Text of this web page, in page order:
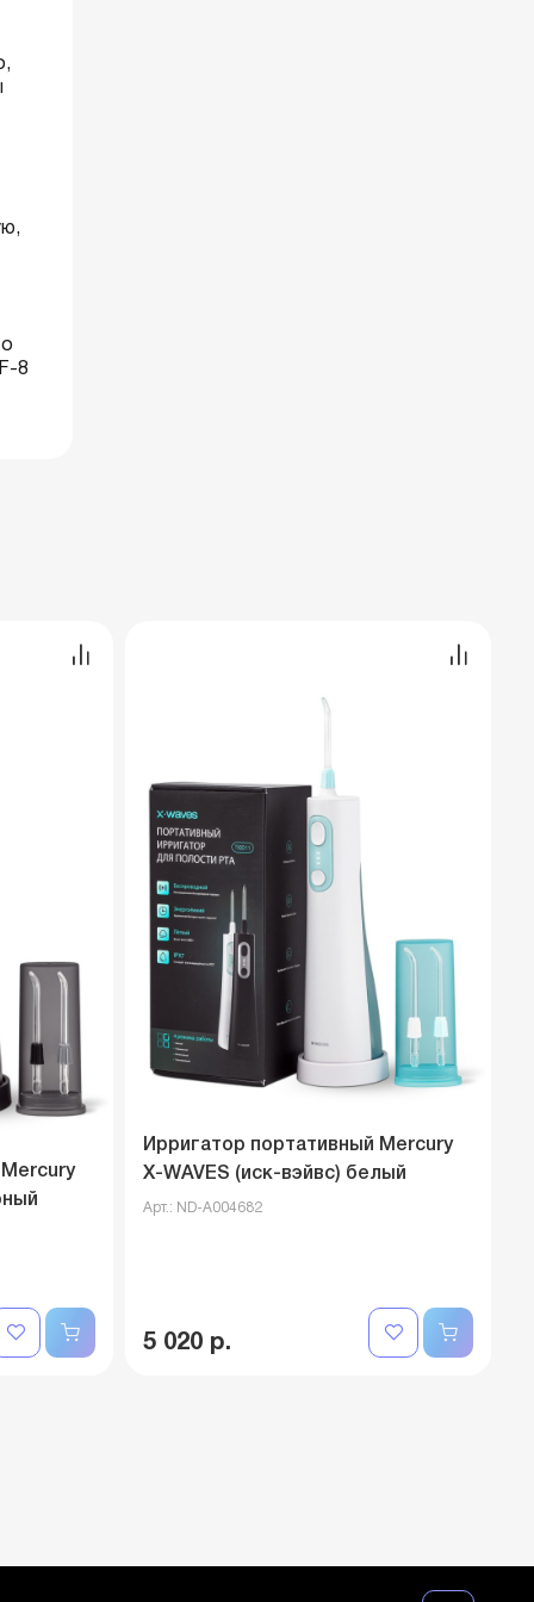
8
Ирригатор портативный Mercury
X-WAVES (иск-вэйвс) белый
Арт.: ND-A004682
5 020 р.